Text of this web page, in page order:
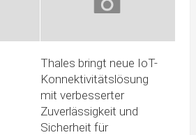
Thales bringt neue IoT-
Konnektivitätslösung
mit verbesserter
Zuverlässigkeit und
Sicherheit für